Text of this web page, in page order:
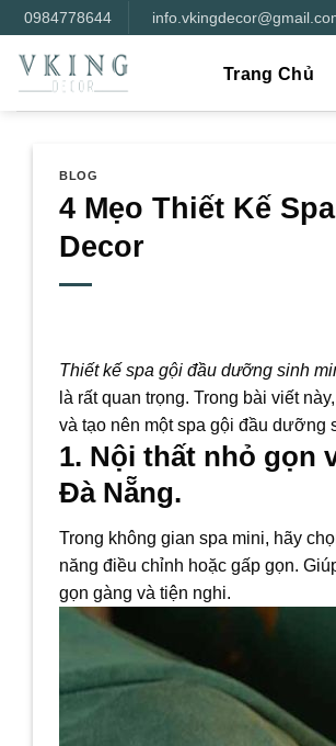
qua
nội
dung
0984778644
Trang Chủ
BLOG
4 Mẹo Thiết Kế
Decor
Thiết kế spa gội đầu dưỡng sinh
là rất quan trọng. Trong bài viết này,
và tạo nên một spa gội đầu dưỡng
1. Nội thất nhỏ gọn
Đà Nẵng.
Trong không gian spa mini, hãy
năng điều chỉnh hoặc gấp gọn.
gọn gàng và tiện nghi.